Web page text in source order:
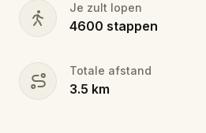
Je zult lopen
4600 stappen
Totale afstand
3.5 km